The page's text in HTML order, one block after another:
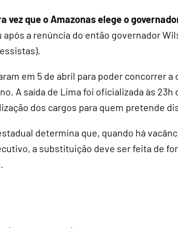
vez que o Amazonas elege o
a renúncia do então governador
em 5 de abril para poder concorrer
A saída de Lima foi oficializada às 23h
dos cargos para quem pretende
determina que, quando há
a substituição deve ser feita de